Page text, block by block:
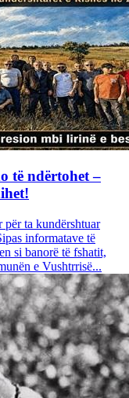
të ndërtohet –
ta kundërshtuar
informatave të
si banorë të fshatit,
e Vushtrrisë...